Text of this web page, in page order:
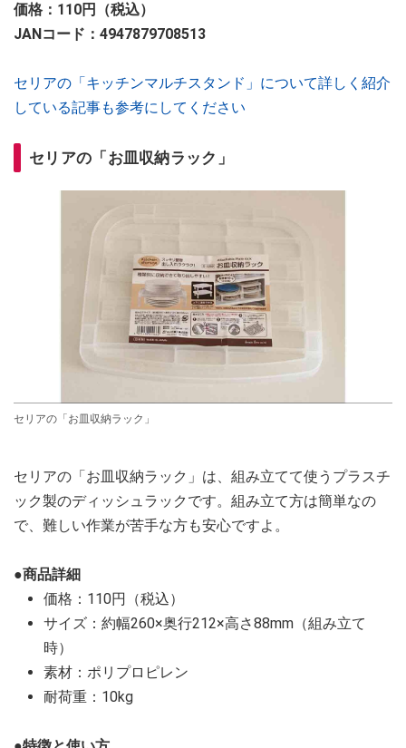
価格：110円（税込）
JANコード：4947879708513
セリアの「キッチンマルチスタンド」について詳しく紹介
している記事も参考にしてください
セリアの「お皿収納ラック」
セリアの「お皿収納ラック」
セリアの「お皿収納ラック」は、組み立てて使うプラスチ
ック製のディッシュラックです。組み立て方は簡単なの
で、難しい作業が苦手な方も安心ですよ。
●商品詳細
価格：110円（税込）
サイズ：約幅260×奥行212×高さ88mm（組み立て
時）
素材：ポリプロピレン
耐荷重：10kg